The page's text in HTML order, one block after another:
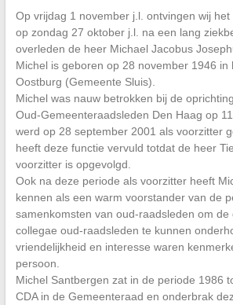
Op vrijdag 1 november j.l. ontvingen wij
op zondag 27 oktober j.l. na een lang
overleden de heer Michael Jacobus
Michel is geboren op 28 november 1946 in
Oostburg (Gemeente Sluis).
Michel was nauw betrokken bij de
Oud-Gemeenteraadsleden Den Haag op
werd op 28 september 2001 als voorzitter
heeft deze functie vervuld totdat de heer
voorzitter is opgevolgd.
Ook na deze periode als voorzitter heeft
kennen als een warm voorstander van de
samenkomsten van oud-raadsleden om de
collegae oud-raadsleden te kunnen
vriendelijkheid en interesse waren
persoon.
Michel Santbergen zat in de periode 1986
CDA in de Gemeenteraad en onderbrak